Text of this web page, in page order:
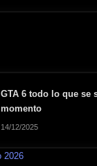
GTA 6 todo lo que se
momento
14/12/2025